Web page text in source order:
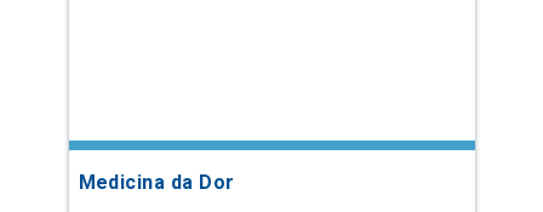
Medicina da Dor